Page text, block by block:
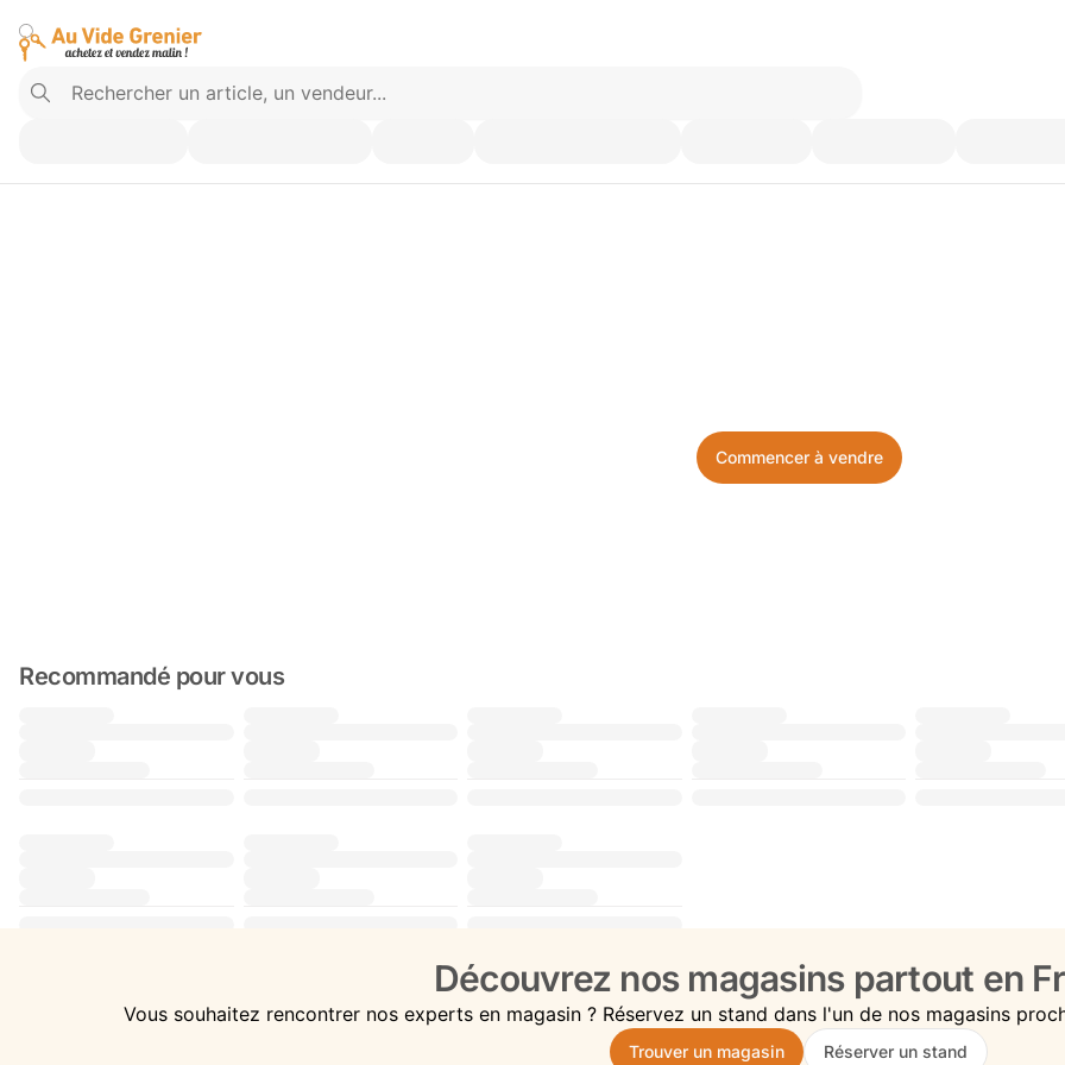
Commencer à vendre
Recommandé pour vous
Découvrez nos magasins partout en
Vous souhaitez rencontrer nos experts en magasin ? Réservez un stand dans l'un de nos magasins
Trouver un magasin Réserver un stand